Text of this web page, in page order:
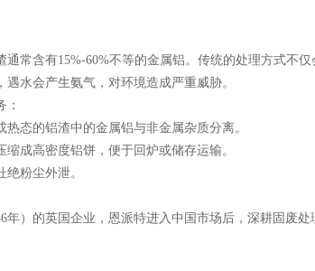
常含有15%-60%不等的金属铝。传统的处理方式不
水会产生氨气，对环境造成严重威胁。
：
态的铝渣中的金属铝与非金属杂质分离。
成高密度铝饼，便于回炉或储存运输。
粉尘外泄。
年）的英国企业，恩派特进入中国市场后，深耕固废